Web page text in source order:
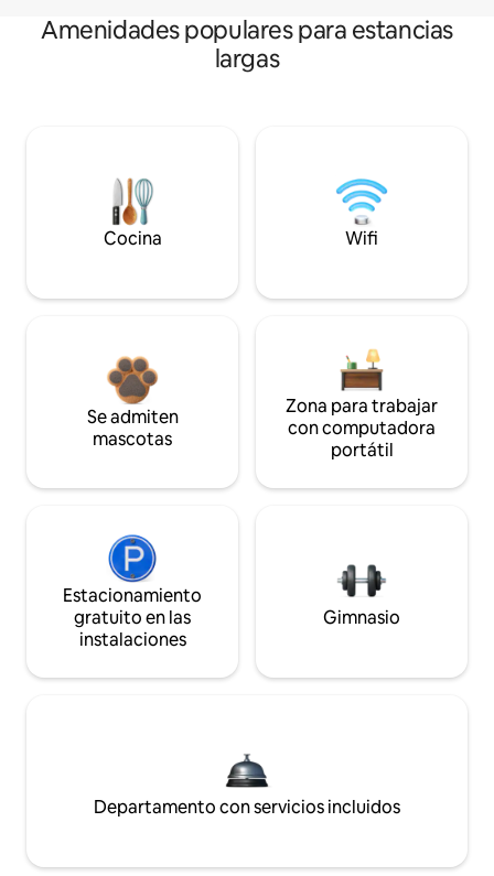
Amenidades populares para estancias
largas
Cocina Wifi
Se admiten
mascotas
Zona para trabajar
con computadora
portátil
Estacionamiento
gratuito en las
instalaciones
Gimnasio
Departamento con servicios incluidos